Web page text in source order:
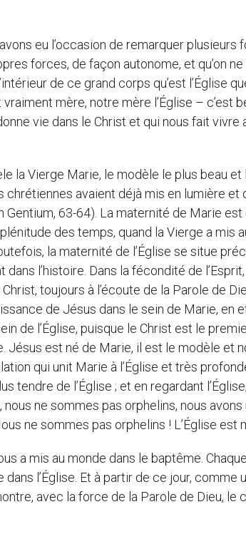
eu l’occasion de remarquer plusieurs
forces, de façon autonome, et qu’on
de ce grand corps qu’est l’Église
mère, notre mère l’Église – c’est
vie dans le Christ et qui nous fait
la Vierge Marie, le modèle le plus beau
chrétiennes avaient déjà mis en lumière et
63-64). La maternité de Marie
des temps, quand la Vierge a mis
la maternité de l’Église se situe
l’histoire. Dans la fécondité de
toujours à l’écoute de la Parole de
de Jésus dans le sein de Marie, en
de l’Église, puisque le Christ est le
Jésus est né de Marie, il est le modèle et
qui unit Marie à l’Église et très
tendre de l’Église ; et en regardant
ne sommes pas orphelins, nous avons
ne sommes pas orphelins ! L’Église est
a mis au monde dans le baptême.
l’Église. Et à partir de ce jour, comme
avec la force de la Parole de Dieu, le